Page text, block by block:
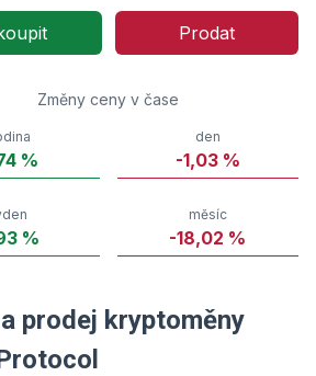
Prodat
prodej kryptoměny
Změny ceny v čase
%
den
-1,03%
%
měsíc
-18,02 %